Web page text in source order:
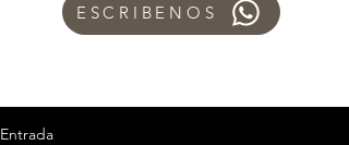
ESCRIBENOS
Entrada